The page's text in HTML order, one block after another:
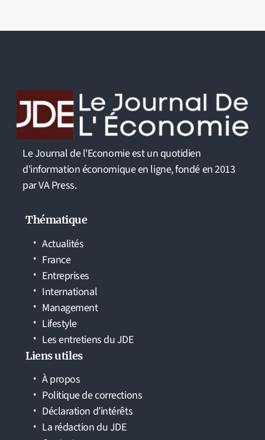
Le Journal de l'Economie est un quotidien
d'information économique en ligne, fondé en 2013
par VA Press.
Thématique
Actualités
France
Entreprises
International
Management
Lifestyle
Les entretiens du JDE
Liens utiles
À propos
Politique de corrections
Déclaration d’intérêts
La rédaction du JDE